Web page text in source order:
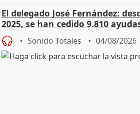
El delegado José Fernández:
2025, se han cedido 9.810
Sonido Totales 04/08/2026